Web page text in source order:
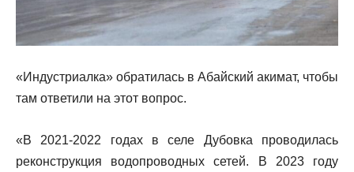
«Индустриалка» обратилась в Абайский акимат, чтобы
там ответили на этот вопрос.
«В 2021-2022 годах в селе Дубовка проводилась
реконструкция водопроводных сетей. В 2023 году